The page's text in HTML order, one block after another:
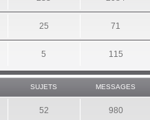
25 71
5 115
SUJETS MESSAGES
52 980